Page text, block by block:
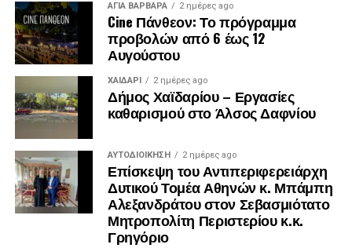
ΑΓΙΑ ΒΑΡΒΑΡΑ 2 ημέρες ago
Cine Πάνθεον: Το πρόγραμμα
προβολών από 6 έως 12
Αυγούστου
ΧΑΪΔΑΡΙ 2 ημέρες ago
Δήμος Χαϊδαρίου – Εργασίες
καθαρισμού στο Άλσος Δαφνίου
ΑΥΤΟΔΙΟΊΚΗΣΗ 2 ημέρες ago
Επίσκεψη του Αντιπεριφερειάρχη
Δυτικού Τομέα Αθηνών κ. Μπάμπη
Αλεξανδράτου στον Σεβασμιότατο
Μητροπολίτη Περιστερίου κ.κ.
Γρηγόριο